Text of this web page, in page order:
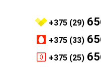
+375 (29)
+375 (33)
+375 (25)